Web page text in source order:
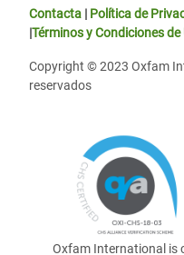
Contacta | Política de
|Términos y Condiciones de
Copyright © 2023 Oxfam
reservados
Oxfam International is